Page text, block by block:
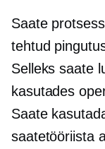
Saate
tehtud
Selleks saate
kasutades
Saate
saatetööriista